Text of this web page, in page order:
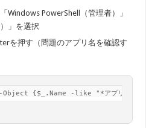
Windows PowerShell（管理者）」
」を選択
を押す（問題のアプリ名を確認す
Object {$_.Name -like "*アプリ名